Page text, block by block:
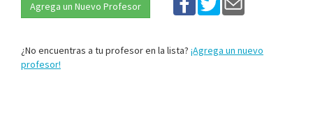
Agrega un Nuevo Profesor
¿No encuentras a tu profesor en la lista? ¡Agrega un nuevo
profesor!